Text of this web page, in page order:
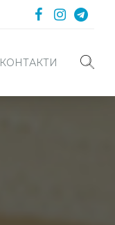
КОНТАКТИ